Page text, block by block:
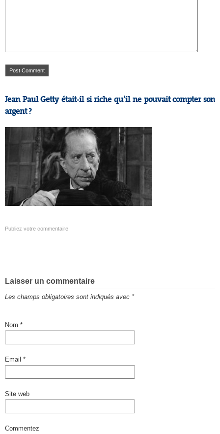
Jean Paul Getty était-il si riche qu’il ne pouvait compter son
argent ?
Publiez votre commentaire
Laisser un commentaire
Les champs obligatoires sont indiqués avec *
Nom *
Email *
Site web
Commentez